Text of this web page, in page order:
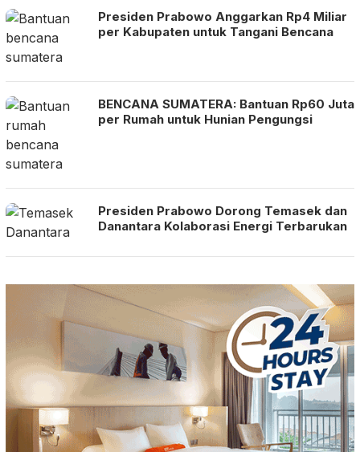
Presiden Prabowo Anggarkan Rp4 Miliar
per Kabupaten untuk Tangani Bencana
BENCANA SUMATERA: Bantuan Rp60 Juta
per Rumah untuk Hunian Pengungsi
Presiden Prabowo Dorong Temasek dan
Danantara Kolaborasi Energi Terbarukan